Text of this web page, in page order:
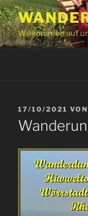
Zum
Inhalt
springenWillkommen auf
AM
17/10/2021 VON